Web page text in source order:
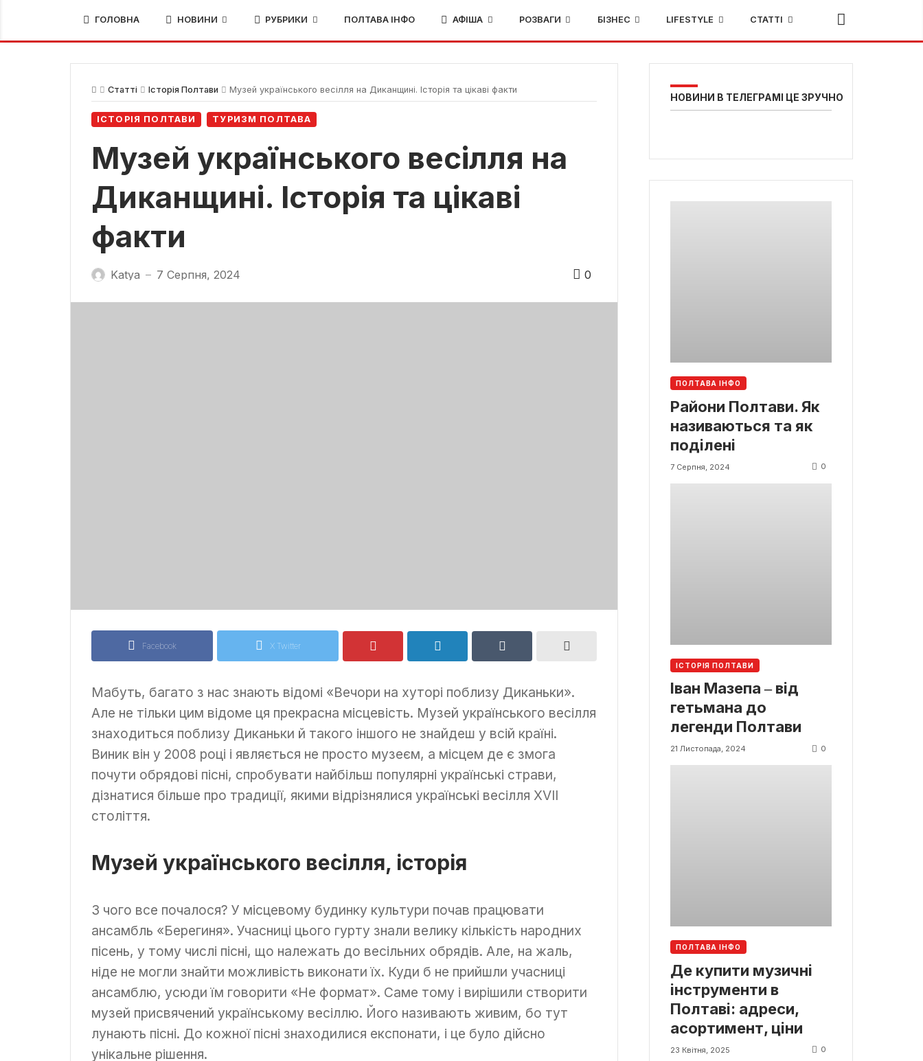
ГОЛОВНА НОВИНИ РУБРИКИ ПОЛТАВА ІНФО АФІША РОЗВАГИ БІЗНЕС LIFESTYLE СТАТТІ
Статті Історія Полтави Музей українського весілля на Диканщині. Історія та цікаві факти
ІСТОРІЯ ПОЛТАВИ ТУРИЗМ ПОЛТАВА
Музей українського весілля на
Диканщині. Історія та цікаві
факти
Katya — 7 Серпня, 2024 0
Facebook X Twitter
Мабуть, багато з нас знають відомі «Вечори на хуторі поблизу Диканьки».
Але не тільки цим відоме ця прекрасна місцевість. Музей українського весілля
знаходиться поблизу Диканьки й такого іншого не знайдеш у всій країні.
Виник він у 2008 році і являється не просто музеєм, а місцем де є змога
почути обрядові пісні, спробувати найбільш популярні українські страви,
дізнатися більше про традиції, якими відрізнялися українські весілля XVII
століття.
Музей українського весілля, історія
З чого все почалося? У місцевому будинку культури почав працювати
ансамбль «Берегиня». Учасниці цього гурту знали велику кількість народних
пісень, у тому числі пісні, що належать до весільних обрядів. Але, на жаль,
ніде не могли знайти можливість виконати їх. Куди б не прийшли учасниці
ансамблю, усюди їм говорити «Не формат». Саме тому і вирішили створити
музей присвячений українському весіллю. Його називають живим, бо тут
лунають пісні. До кожної пісні знаходилися експонати, і це було дійсно
унікальне рішення.
НОВИНИ В ТЕЛЕГРАМІ ЦЕ ЗРУЧНО
ПОЛТАВА ІНФО
Райони Полтави. Як
називаються та як
поділені
7 Серпня, 2024 0
ІСТОРІЯ ПОЛТАВИ
Іван Мазепа ‒ від
гетьмана до
легенди Полтави
21 Листопада, 2024 0
ПОЛТАВА ІНФО
Де купити музичні
інструменти в
Полтаві: адреси,
асортимент, ціни
23 Квітня, 2025 0